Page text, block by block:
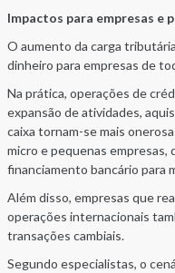
Impactos para empresas e
O aumento da carga
dinheiro para empresas de
Na prática, operações de
expansão de atividades,
caixa tornam-se mais
micro e pequenas empresas,
financiamento bancário para
Além disso, empresas que
operações internacionais
transações cambiais.
Segundo especialistas, o